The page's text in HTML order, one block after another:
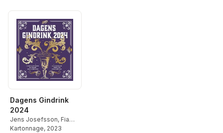
Dagens Gindrink
2024
Jens Josefsson, Fia
Ronge,Hans-Olov
Kartonnage, 2023